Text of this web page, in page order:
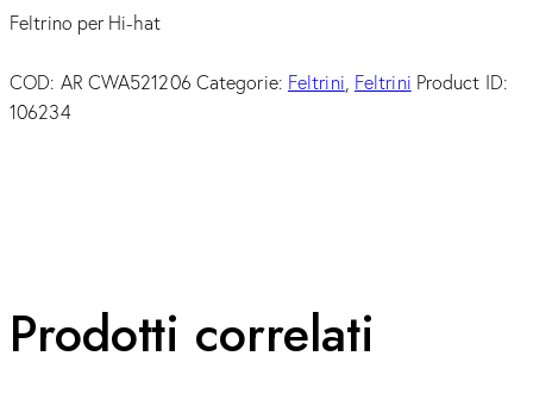
Feltrino per Hi-hat
COD: AR CWA521206 Categorie: Feltrini, Feltrini Product ID:
106234
Prodotti correlati